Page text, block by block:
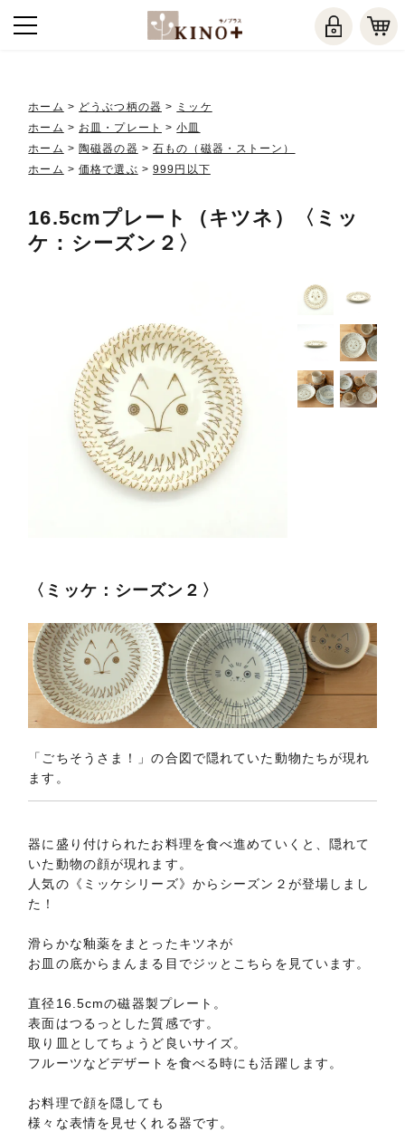
ホーム > どうぶつ柄の器 > ミッケ
ホーム > お皿・プレート >小皿
ホーム > 陶磁器の器 >石もの（磁器・ストーン）
ホーム >価格で選ぶ >999円以下
16.5cmプレート（キツネ）〈ミッ
ケ：シーズン２〉
〈ミッケ：シーズン２〉
「ごちそうさま！」の合図で隠れていた動物たちが現れ
ます。
器に盛り付けられたお料理を食べ進めていくと、隠れて
いた動物の顔が現れます。
人気の《ミッケシリーズ》からシーズン２が登場しまし
た！
滑らかな釉薬をまとったキツネが
お皿の底からまんまる目でジッとこちらを見ています。
直径16.5cmの磁器製プレート。
表面はつるっとした質感です。
取り皿としてちょうど良いサイズ。
フルーツなどデザートを食べる時にも活躍します。
お料理で顔を隠しても
様々な表情を見せくれる器です。